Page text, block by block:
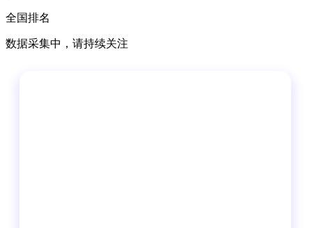
全国排名
数据采集中，请持续关注